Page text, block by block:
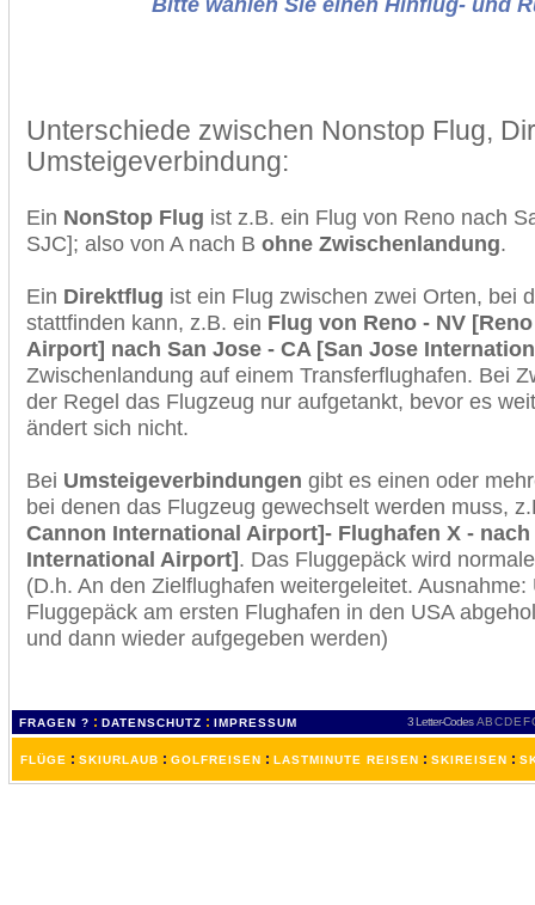
Unterschiede zwischen Nonstop Flug,
Umsteigeverbindung:
Ein NonStop Flug ist z.B. ein Flug von Reno nach
SJC]; also von A nach B ohne Zwischenlandung.
Ein Direktflug ist ein Flug zwischen zwei Orten, bei
stattfinden kann, z.B. ein Flug von Reno - NV
Airport] nach San Jose - CA [San Jose
Zwischenlandung auf einem Transferflughafen. Bei
der Regel das Flugzeug nur aufgetankt, bevor es
ändert sich nicht.
Bei Umsteigeverbindungen gibt es einen oder
bei denen das Flugzeug gewechselt werden muss,
Cannon International Airport]- Flughafen X -
International Airport]. Das Fluggepäck wird
(D.h. An den Zielflughafen weitergeleitet.
Fluggepäck am ersten Flughafen in den USA
und dann wieder aufgegeben werden)
FRAGEN ? : DATENSCHUTZ : IMPRESSUM 3 Letter-Codes ABCDEF
FLÜGE : SKIURLAUB : GOLFREISEN : LASTMINUTE REISEN : SKIREISEN :